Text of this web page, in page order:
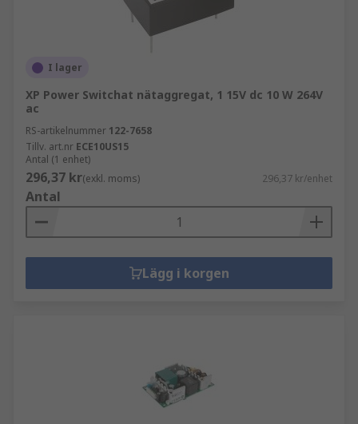
I lager
XP Power Switchat nätaggregat, 1 15V dc 10 W 264V
ac
RS-artikelnummer 122-7658
Tillv. art.nr ECE10US15
Antal (1 enhet)
296,37 kr(exkl. moms) 296,37 kr/enhet
Antal
Lägg i korgen